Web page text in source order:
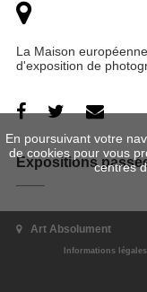
La Maison
d'exposition de
Expositions
12/06/2024 -Thomas
01/02/2023 -
Zanele
Mari
Art Absolument
Informations légales
En poursuivant votre
de cookies pour vous
centres